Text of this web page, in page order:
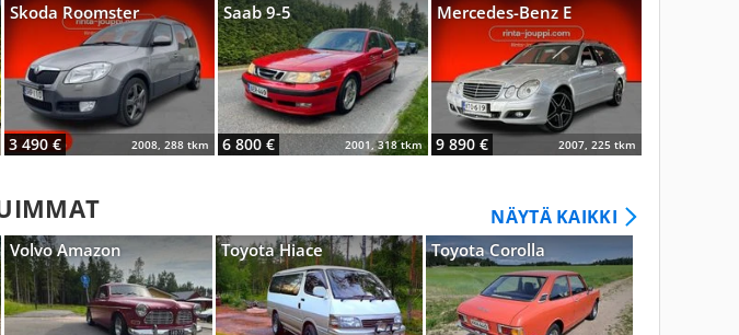
Skoda Roomster
3 490 € 2008, 288 tkm
Saab 9-5
6 800 € 2001, 318 tkm
Mercedes-Benz E
9 890 € 2007, 225 tkm
NÄYTÄ KAIKKI
Volvo Amazon Toyota Hiace Toyota Corolla